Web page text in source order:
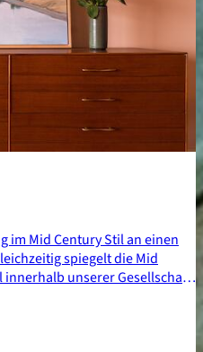
im Mid Century Stil an einen
spiegelt die Mid
unserer Gesellschaft